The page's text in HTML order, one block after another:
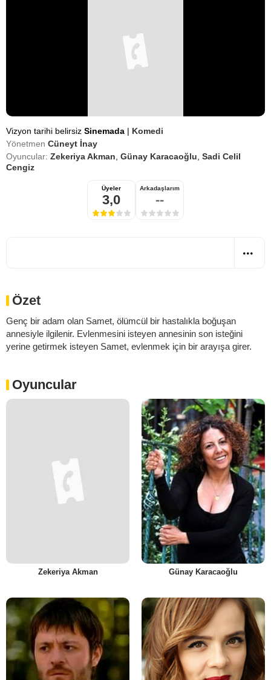
Vizyon tarihi belirsiz Sinemada | Komedi
Yönetmen Cüneyt İnay
Oyuncular: Zekeriya Akman Günay Karacaoğlu Sadi Celil
Cengiz
Üyeler
3,0
Arkadaşlarım
--
Özet
Genç bir adam olan Samet, ölümcül bir hastalıkla boğuşan
annesiyle ilgilenir. Evlenmesini isteyen annesinin son isteğini
yerine getirmek isteyen Samet, evlenmek için bir arayışa girer.
Oyuncular
Zekeriya Akman Günay Karacaoğlu